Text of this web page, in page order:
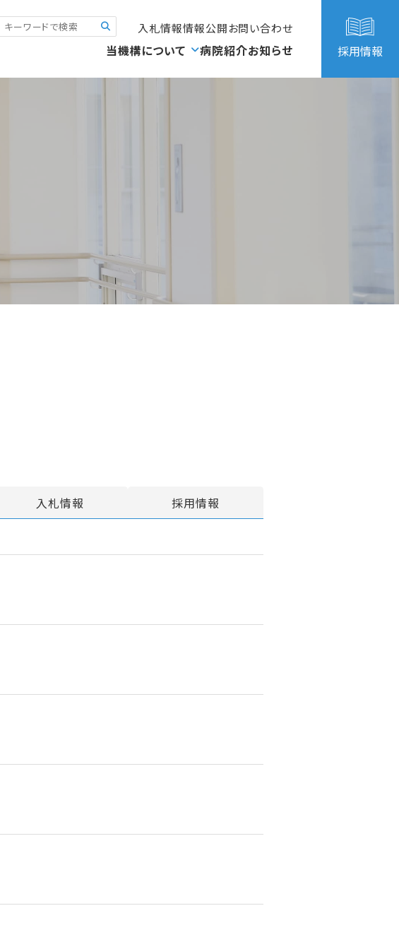
入札情報情報公開お問い合わせ
当機構について 病院紹介お知らせ 採用情報
入札情報 採用情報